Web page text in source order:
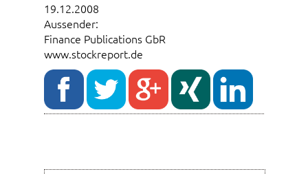
19.12.2008
Aussender:
Finance Publications GbR
www.stockreport.de